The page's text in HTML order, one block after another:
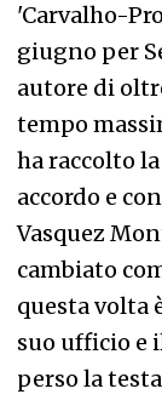
'Carvalho-
giugno per
autore di
tempo
ha raccolto
accordo e
Vasquez
cambiato
questa volta
suo ufficio e
perso la